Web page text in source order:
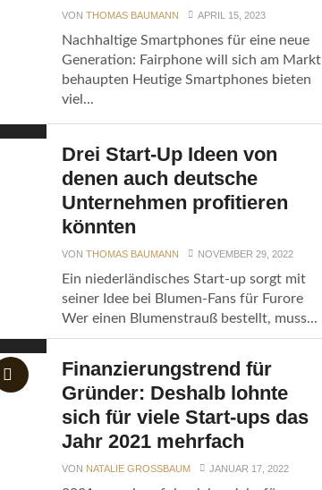
VONTHOMAS BAUMANN APRIL 15, 2023
Nachhaltige Smartphones für eine neue
Generation: Fairphone will sich am Markt
behaupten Heutige Smartphones bieten
viel...
Drei Start-Up Ideen von
denen auch deutsche
Unternehmen profitieren
könnten
VONTHOMAS BAUMANN NOVEMBER 29, 2022
Ein niederländisches Start-up sorgt mit
seiner Idee bei Blumen-Fans für Furore
Wer einen Blumenstrauß bestellt, muss...
Finanzierungstrend für
Gründer: Deshalb lohnte
sich für viele Start-ups das
Jahr 2021 mehrfach
VON NATALIE GROSSBAUM JANUAR 17, 2022